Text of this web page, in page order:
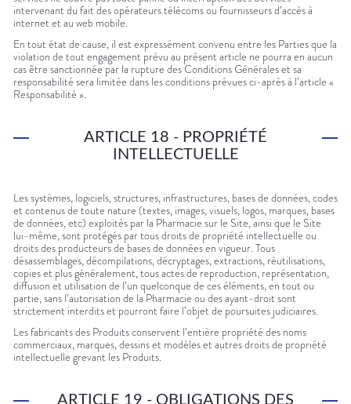
intervenant du fait des opérateurs télécoms ou fournisseurs d’accès à
internet et au web mobile.
En tout état de cause, il est expressément convenu entre les Parties que la
violation de tout engagement prévu au présent article ne pourra en aucun
cas être sanctionnée par la rupture des Conditions Générales et sa
responsabilité sera limitée dans les conditions prévues ci-après à l’article «
Responsabilité ».
ARTICLE 18 - PROPRIÉTÉ
INTELLECTUELLE
Les systèmes, logiciels, structures, infrastructures, bases de données, codes
et contenus de toute nature (textes, images, visuels, logos, marques, bases
de données, etc) exploités par la Pharmacie sur le Site, ainsi que le Site
lui-même, sont protégés par tous droits de propriété intellectuelle ou
droits des producteurs de bases de données en vigueur. Tous
désassemblages, décompilations, décryptages, extractions, réutilisations,
copies et plus généralement, tous actes de reproduction, représentation,
diffusion et utilisation de l’un quelconque de ces éléments, en tout ou
partie, sans l’autorisation de la Pharmacie ou des ayant-droit sont
strictement interdits et pourront faire l’objet de poursuites judiciaires.
Les fabricants des Produits conservent l’entière propriété des noms
commerciaux, marques, dessins et modèles et autres droits de propriété
intellectuelle grevant les Produits.
ARTICLE 19 - OBLIGATIONS DES